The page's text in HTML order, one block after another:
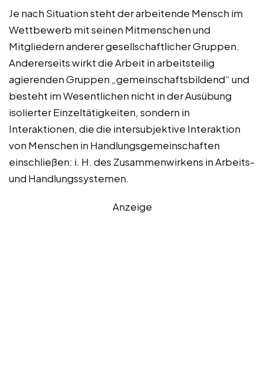
Je nach Situation steht der arbeitende Mensch im
Wettbewerb mit seinen Mitmenschen und
Mitgliedern anderer gesellschaftlicher Gruppen.
Andererseits wirkt die Arbeit in arbeitsteilig
agierenden Gruppen „gemeinschaftsbildend“ und
besteht im Wesentlichen nicht in der Ausübung
isolierter Einzeltätigkeiten, sondern in
Interaktionen, die die intersubjektive Interaktion
von Menschen in Handlungsgemeinschaften
einschließen: i. H. des Zusammenwirkens in Arbeits-
und Handlungssystemen.
Anzeige